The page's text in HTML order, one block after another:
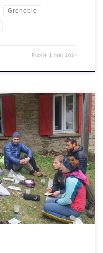
Grenoble
Publié 1 mai 2024
pour emprunter le
du Vercors, avec
pour atteindre […]